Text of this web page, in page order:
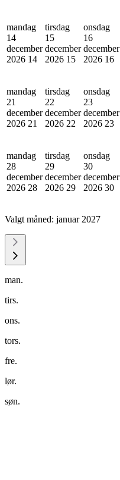
mandag
14
december
2026 14
tirsdag
15
december
2026 15
onsdag
16
december
2026 16
mandag
21
december
2026 21
tirsdag
22
december
2026 22
onsdag
23
december
2026 23
mandag
28
december
2026 28
tirsdag
29
december
2026 29
onsdag
30
december
2026 30
Valgt måned: januar 2027
man.
tirs.
ons.
tors.
fre.
lør.
søn.